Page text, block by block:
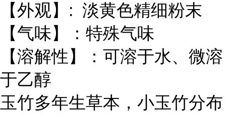
【外观】: 淡黄色精细粉末
【气味】：特殊气味
【溶解性】：可溶于水、微溶
于乙醇
玉竹多年生草本，小玉竹分布